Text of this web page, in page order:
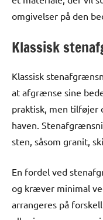
omgivelser på den
Klassisk
Klassisk
at afgrænse sine
praktisk, men tilføjer
haven.
sten, såsom granit,
En fordel ved
og kræver minimal
arrangeres på